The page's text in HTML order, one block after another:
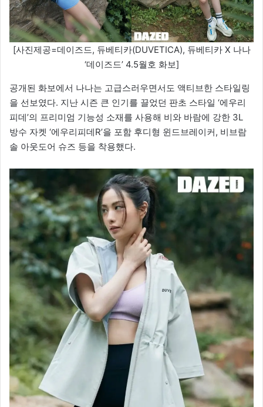
[사진제공=데이즈드, 듀베티카(DUVETICA), 듀베티카 X 나나
‘데이즈드’ 4.5월호 화보]
공개된 화보에서 나나는 고급스러우면서도 액티브한 스타일링
을 선보였다. 지난 시즌 큰 인기를 끌었던 판초 스타일 ‘에우리
피데’의 프리미엄 기능성 소재를 사용해 비와 바람에 강한 3L
방수 자켓 ‘에우리피데R’을 포함 후디형 윈드브레이커, 비브람
솔 아웃도어 슈즈 등을 착용했다.